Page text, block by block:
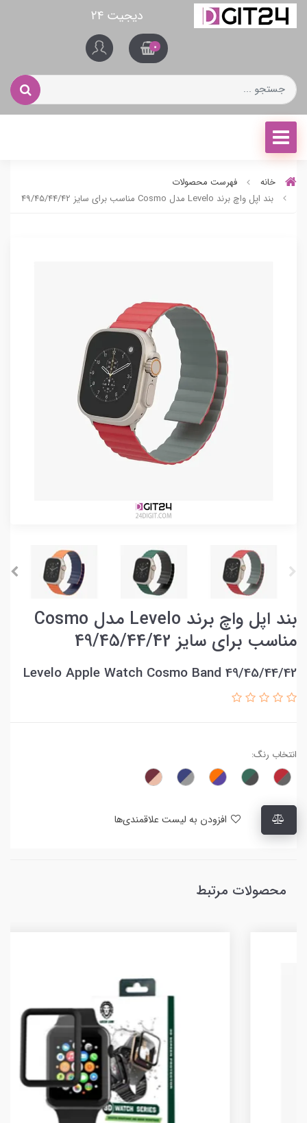
دیجیت ۲۴
0
خانه
فهرست محصولات
بند اپل واچ برند Levelo مدل Cosmo مناسب برای سایز 49/45/44/42
بند اپل واچ برند Levelo مدل Cosmo
مناسب برای سایز 49/45/44/42
Levelo Apple Watch Cosmo Band 49/45/44/42
انتخاب رنگ:
محصولات مرتبط